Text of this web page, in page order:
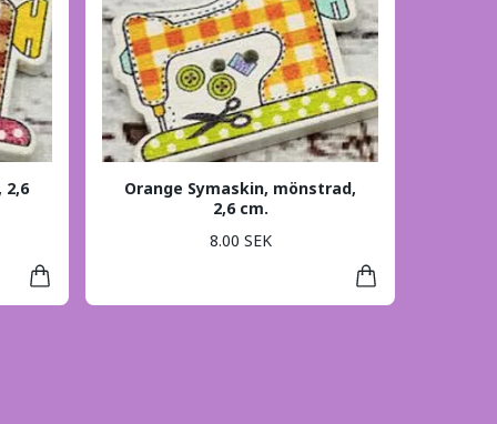
2,6
Orange Symaskin, mönstrad,
2,6 cm.
8.00 SEK